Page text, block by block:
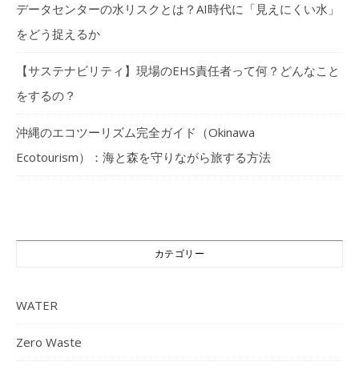
データセンターの水リスクとは？AI時代に「見えにくい水」
をどう捉えるか
【サステナビリティ】現場のEHS責任者って何？どんなこと
をするの？
沖縄のエコツーリズム完全ガイド（Okinawa
Ecotourism）：海と森を守りながら旅する方法
カテゴリー
WATER
Zero Waste